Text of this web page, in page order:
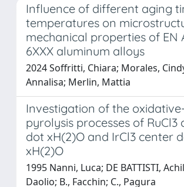
Influence of different aging
temperatures on
mechanical properties of EN
6XXX aluminum alloys
2024 Soffritti, Chiara; Morales,
Annalisa; Merlin, Mattia
Investigation of the
pyrolysis processes of RuCl3
dot xH(2)O and IrCl3 center
xH(2)O
1995 Nanni, Luca; DE BATTISTI,
Daolio; B., Facchin; C., Pagura